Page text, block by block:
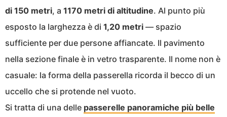
di 150 metri, a 1170 metri di altitudine. Al punto più
esposto la larghezza è di 1,20 metri — spazio
sufficiente per due persone affiancate. Il pavimento
nella sezione finale è in vetro trasparente. Il nome non è
casuale: la forma della passerella ricorda il becco di un
uccello che si protende nel vuoto.
Si tratta di una delle passerelle panoramiche più belle